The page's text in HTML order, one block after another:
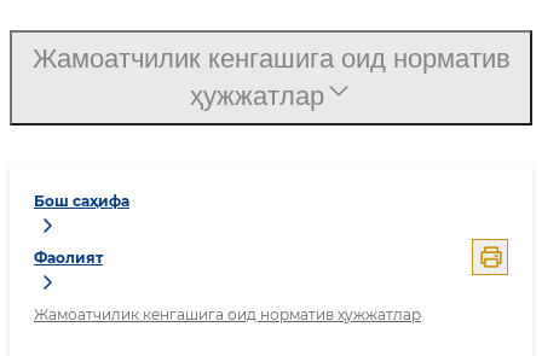
Бош саҳифа
Фаолият
Жамоатчилик кенгашига оид норматив ҳужжатлар
Жамоатчилик кенгашига оид норматив
ҳужжатлар